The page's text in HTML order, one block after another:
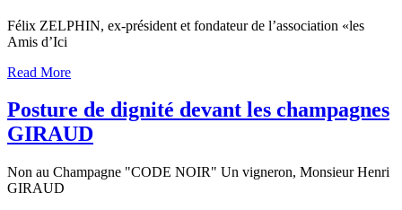
Félix ZELPHIN, ex-président et fondateur de l’association «les
Amis d’Ici
Read More
Posture de dignité devant les champagnes
GIRAUD
Non au Champagne "CODE NOIR" Un vigneron, Monsieur Henri
GIRAUD